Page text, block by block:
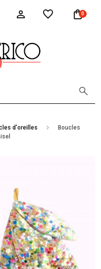
0
d'oreilles
Boucles